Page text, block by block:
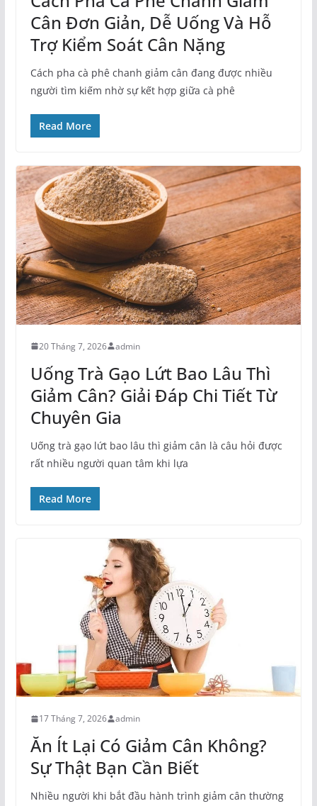
Cân Đơn Giản, Dễ Uống Và Hỗ
Trợ Kiểm Soát Cân Nặng
Cách pha cà phê chanh giảm cân đang được nhiều
người tìm kiếm nhờ sự kết hợp giữa cà phê
Read More
20 Tháng 7, 2026 admin
Uống Trà Gạo Lứt Bao Lâu Thì
Giảm Cân? Giải Đáp Chi Tiết Từ
Chuyên Gia
Uống trà gạo lứt bao lâu thì giảm cân là câu hỏi được
rất nhiều người quan tâm khi lựa
Read More
17 Tháng 7, 2026 admin
Ăn Ít Lại Có Giảm Cân Không?
Sự Thật Bạn Cần Biết
Nhiều người khi bắt đầu hành trình giảm cân thường